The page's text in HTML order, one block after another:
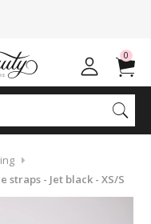
0
straps - Jet black - XS/S